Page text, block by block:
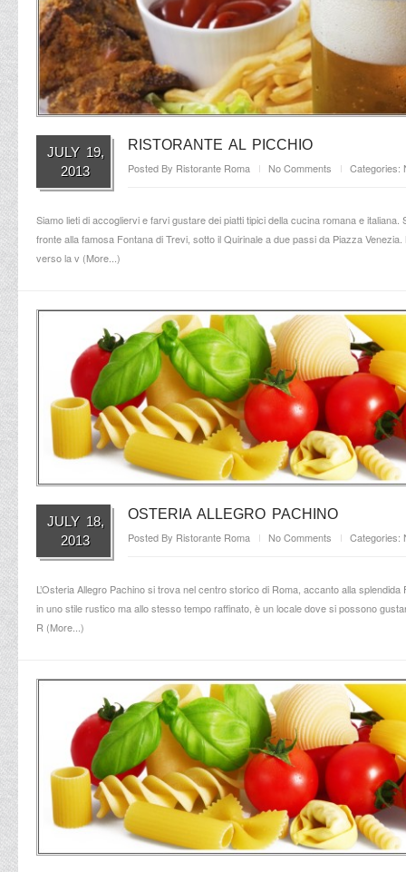
JULY 19,
2013
RISTORANTE AL PICCHIO
Posted By Ristorante Roma No Comments Categories:
Siamo lieti di accogliervi e farvi gustare dei piatti tipici della cucina romana e italiana.
fronte alla famosa Fontana di Trevi, sotto il Quirinale a due passi da Piazza
verso la v (More...)
JULY 18,
2013
OSTERIA ALLEGRO PACHINO
Posted By Ristorante Roma No Comments Categories:
L’Osteria Allegro Pachino si trova nel centro storico di Roma, accanto alla
in uno stile rustico ma allo stesso tempo raffinato, è un locale dove si possono
R (More... )